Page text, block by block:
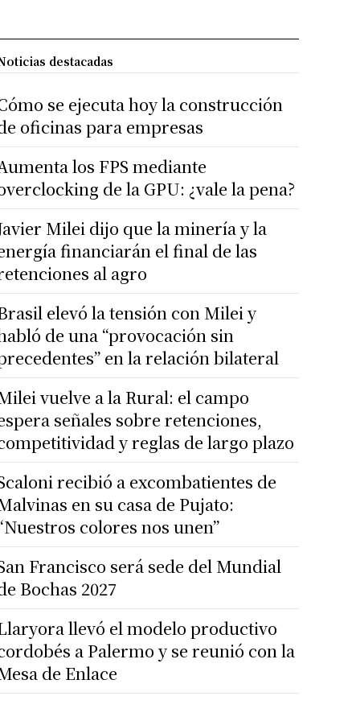
destacadas
se ejecuta hoy la construcción
oficinas para empresas
los FPS mediante
de la GPU: ¿vale la pena?
Milei dijo que la minería y la
financiarán el final de las
al agro
elevó la tensión con Milei y
de una “provocación sin
en la relación bilateral
vuelve a la Rural: el campo
señales sobre retenciones,
y reglas de largo plazo
recibió a excombatientes de
en su casa de Pujato:
colores nos unen”
Francisco será sede del Mundial
Bochas 2027
llevó el modelo productivo
a Palermo y se reunió con la
de Enlace